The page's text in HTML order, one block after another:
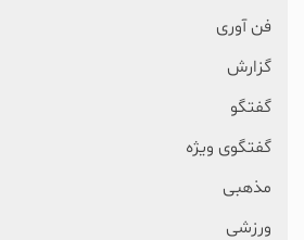
فن آوری
گزارش
گفتگو
گفتگوی ویژه
مذهبی
ورزشی